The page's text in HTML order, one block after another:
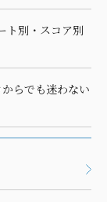
ト別・スコア別
らでも迷わない